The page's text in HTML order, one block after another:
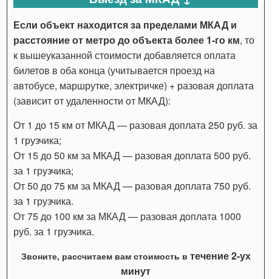
Если объект находится за пределами МКАД и
расстояние от метро до объекта более 1-го км, то
к вышеуказанной стоимости добавляется оплата
билетов в оба конца (учитывается проезд на
автобусе, маршрутке, электричке) + разовая доплата
(зависит от удаленности от МКАД):
От 1 до 15 км от МКАД — разовая доплата 250 руб. за
1 грузчика;
От 15 до 50 км за МКАД — разовая доплата 500 руб.
за 1 грузчика;
От 50 до 75 км за МКАД — разовая доплата 750 руб.
за 1 грузчика.
От 75 до 100 км за МКАД — разовая доплата 1000
руб. за 1 грузчика.
Звоните, рассчитаем вам стоимость в течение 2-ух
минут